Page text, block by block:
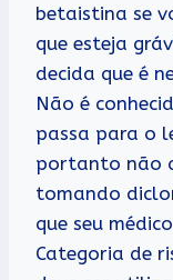
betaistina se
que esteja
decida que é
Não é
passa para o
portanto não
tomando
que seu
Categoria de